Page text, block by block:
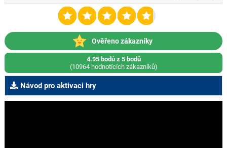
Ověřeno zákazníky
4.95 bodů z 5 bodů
(10964 hodnotících zákazníků)
Návod pro aktivaci hry